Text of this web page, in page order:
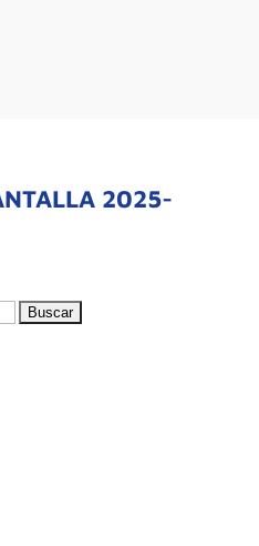
2025-